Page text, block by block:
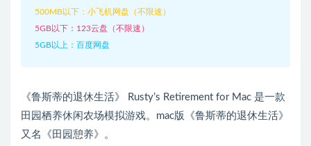
500MB以下：小飞机网盘（不限速）
5GB以下：123云盘（不限速）
5GB以上：百度网盘
《鲁斯蒂的退休生活》 Rusty’s Retirement for Mac 是一款
田园栖养休闲农场模拟游戏。mac版《鲁斯蒂的退休生活》
又名《田园憩养》。